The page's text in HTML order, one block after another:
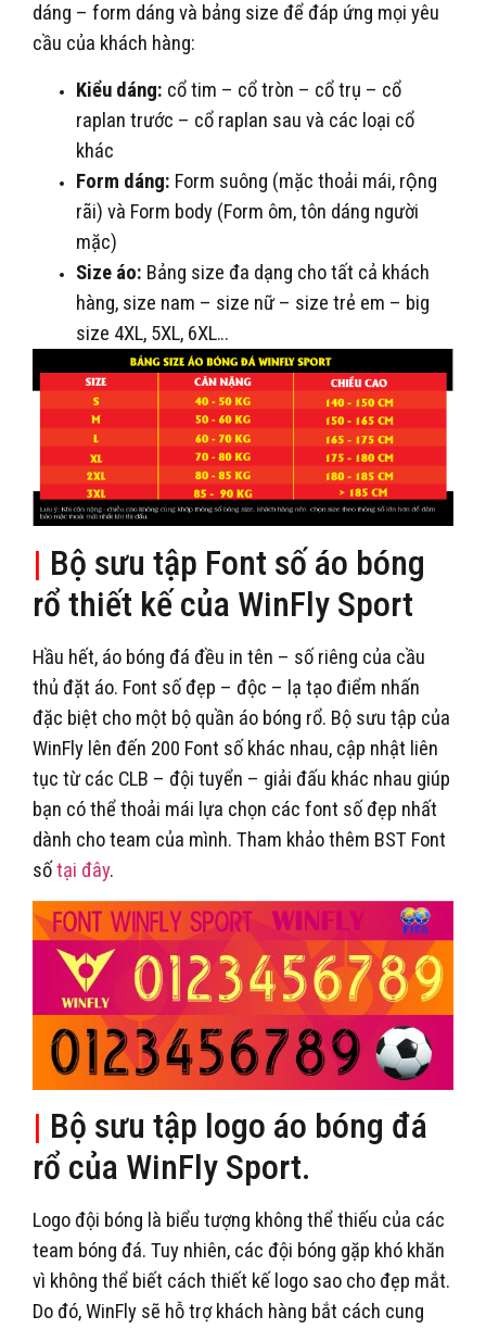
dáng – form dáng và bảng size để đáp ứng mọi yêu
cầu của khách hàng:
Kiểu dáng: cổ tim – cổ tròn – cổ trụ – cổ
raplan trước – cổ raplan sau và các loại cổ
khác
Form dáng: Form suông (mặc thoải mái, rộng
rãi) và Form body (Form ôm, tôn dáng người
mặc)
Size áo: Bảng size đa dạng cho tất cả khách
hàng, size nam – size nữ – size trẻ em – big
size 4XL, 5XL, 6XL…
| Bộ sưu tập Font số áo bóng
rổ thiết kế của WinFly Sport
Hầu hết, áo bóng đá đều in tên – số riêng của cầu
thủ đặt áo. Font số đẹp – độc – lạ tạo điểm nhấn
đặc biệt cho một bộ quần áo bóng rổ. Bộ sưu tập của
WinFly lên đến 200 Font số khác nhau, cập nhật liên
tục từ các CLB – đội tuyển – giải đấu khác nhau giúp
bạn có thể thoải mái lựa chọn các font số đẹp nhất
dành cho team của mình. Tham khảo thêm BST Font
sốtại đây.
| Bộ sưu tập logo áo bóng đá
rổ của WinFly Sport.
Logo đội bóng là biểu tượng không thể thiếu của các
team bóng đá. Tuy nhiên, các đội bóng gặp khó khăn
vì không thể biết cách thiết kế logo sao cho đẹp mắt.
Do đó, WinFly sẽ hỗ trợ khách hàng bắt cách cung